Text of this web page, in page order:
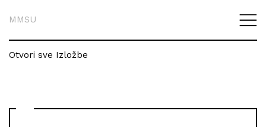
MMSU
Otvori sve Izložbe